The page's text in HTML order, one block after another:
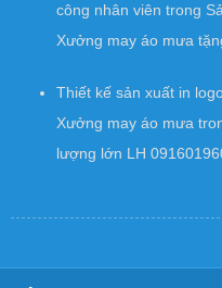
công nhân viên trong
Xưởng may áo mưa
Thiết kế sản xuất in
Xưởng may áo mưa
lượng lớn LH